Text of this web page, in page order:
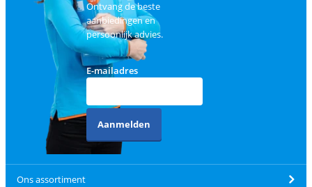
Ontvang de beste
aanbiedingen en
persoonlijk advies.
E-mailadres
Aanmelden
Ons assortiment